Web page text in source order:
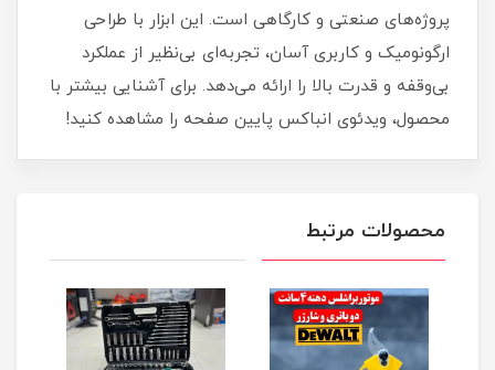
پروژه‌های صنعتی و کارگاهی است. این ابزار با طراحی
ارگونومیک و کاربری آسان، تجربه‌ای بی‌نظیر از عملکرد
بی‌وقفه و قدرت بالا را ارائه می‌دهد. برای آشنایی بیشتر با
محصول، ویدئوی انباکس پایین صفحه را مشاهده کنید!
محصولات مرتبط